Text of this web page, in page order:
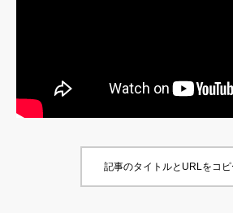
記事のタイトルとURLをコピ